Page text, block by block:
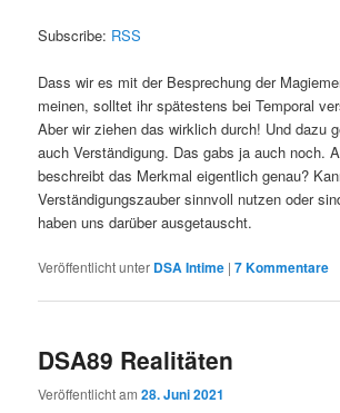
Subscribe: RSS
Dass wir es mit der Besprechung der
meinen, solltet ihr spätestens bei Temporal
Aber wir ziehen das wirklich durch! Und dazu
auch Verständigung. Das gabs ja auch noch.
beschreibt das Merkmal eigentlich genau?
Verständigungszauber sinnvoll nutzen oder
haben uns darüber ausgetauscht.
Veröffentlicht unter DSA Intime |7Kommentare
DSA89 Realitäten
Veröffentlicht am28. Juni 2021